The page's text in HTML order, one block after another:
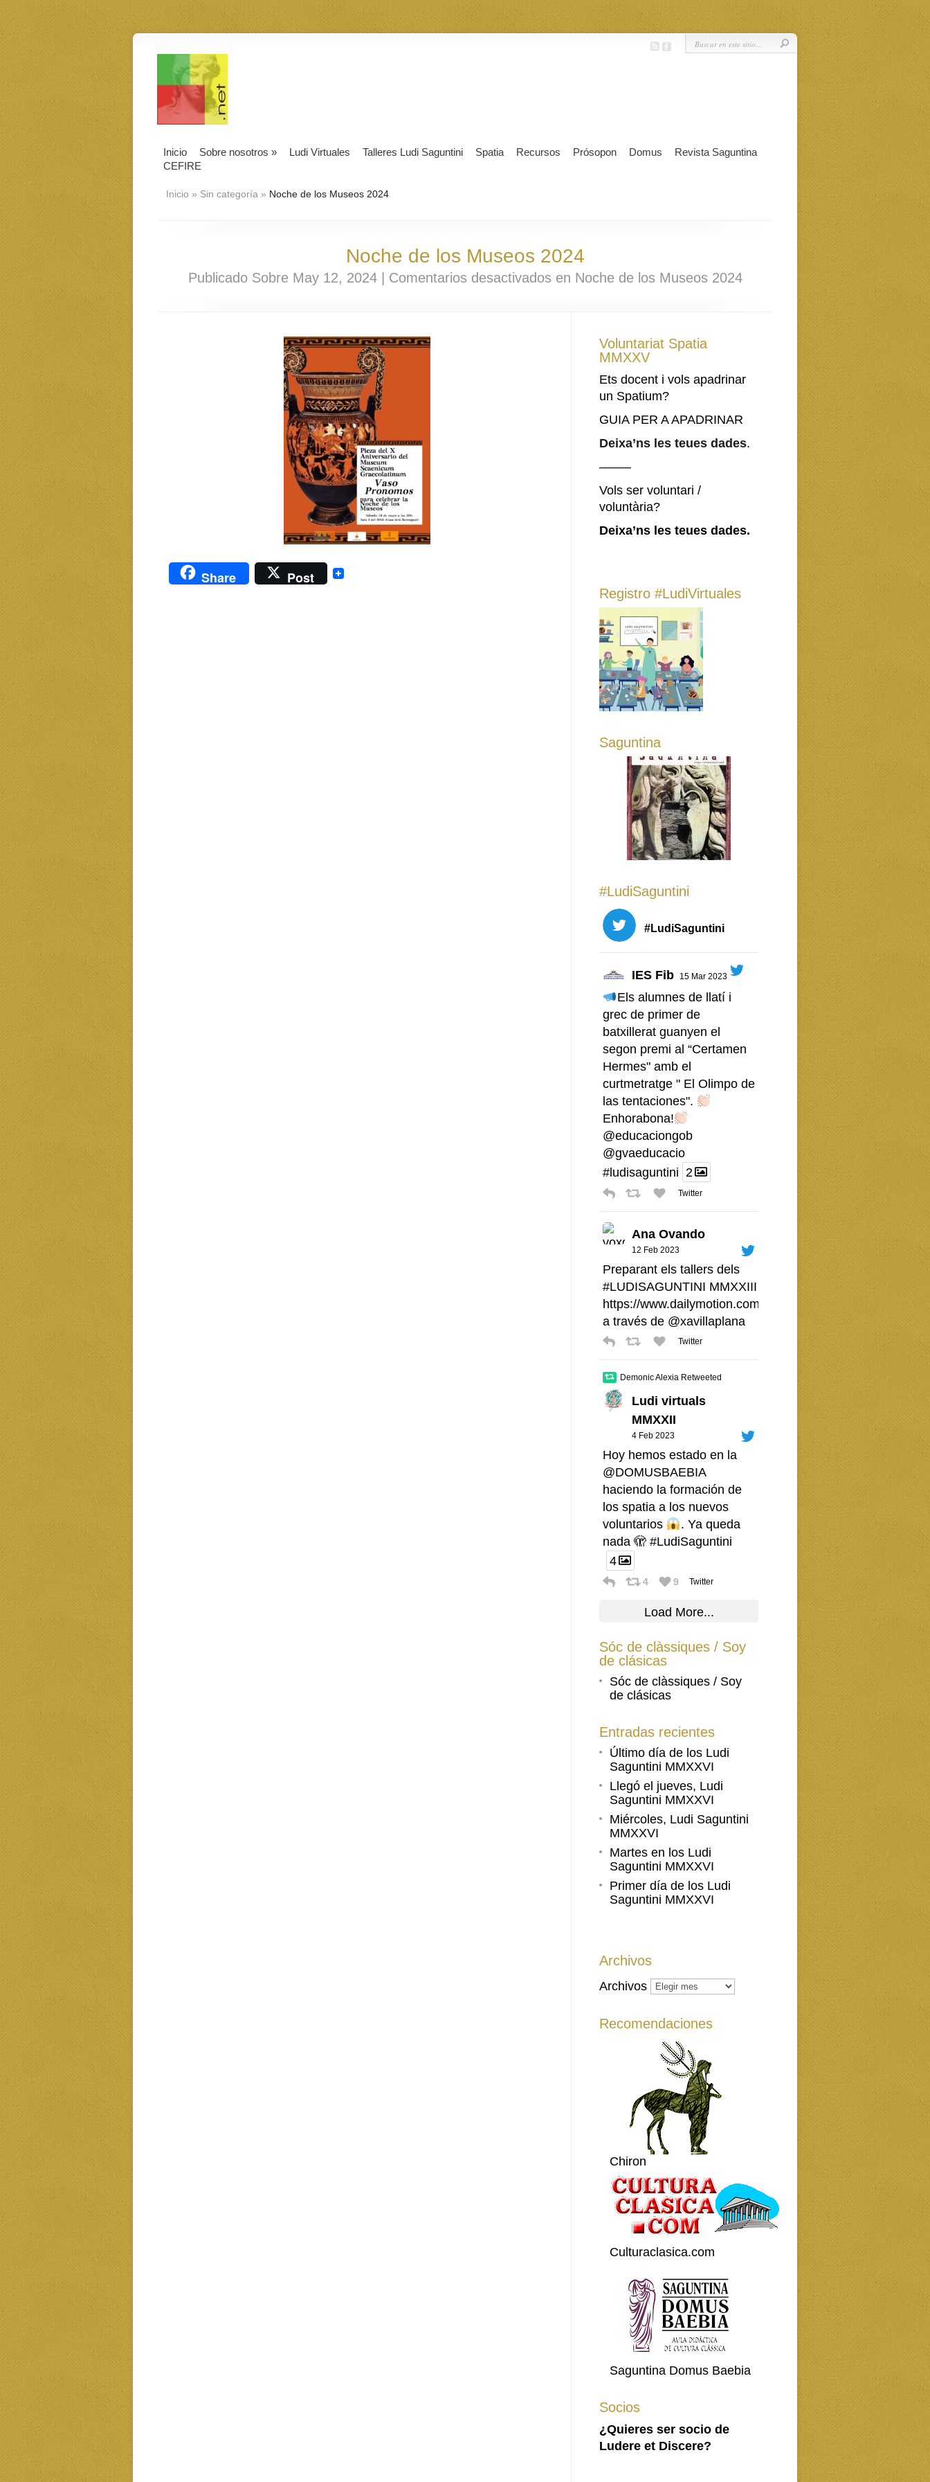
Inicio Sobre nosotros » Ludi Virtuales Talleres Ludi Saguntini Spatia Recursos Prósopon Domus
Revista Saguntina
CEFIRE
Inicio » Sin categoría » Noche de los Museos 2024
Noche de los Museos 2024
Publicado Sobre May 12, 2024 | Comentarios desactivados en Noche de los Museos 2024
Share Post
Voluntariat Spatia
MMXXV
Ets docent i vols apadrinar
un Spatium?
GUIA PER A APADRINAR
Deixa’ns les teues dades.
——–
Vols ser voluntari /
voluntària?
Deixa’ns les teues dades.
Registro #LudiVirtuales
Saguntina
#LudiSaguntini
#LudiSaguntini
IES Fib 15 Mar 2023
Els alumnes de llatí i
grec de primer de
batxillerat guanyen el
segon premi al “Certamen
Hermes" amb el
curtmetratge " El Olimpo de
las tentaciones".
Enhorabona!
@educaciongob
@gvaeducacio
#ludisaguntini 2
Twitter
Ana Ovando
12 Feb 2023
Preparant els tallers dels
#LUDISAGUNTINI MMXXIII -
https://www.dailymotion.com/video/x8i7tcn
a través de @xavillaplana
Twitter
Demonic Alexia Retweeted
Ludi virtuals
MMXXII
4 Feb 2023
Hoy hemos estado en la
@DOMUSBAEBIA
haciendo la formación de
los spatia a los nuevos
voluntarios
. Ya queda
nada 🫣 #LudiSaguntini
4
4 9 Twitter
Load More...
Sóc de clàssiques / Soy
de clásicas
Sóc de clàssiques / Soy
de clásicas
Entradas recientes
Último día de los Ludi
Saguntini MMXXVI
Llegó el jueves, Ludi
Saguntini MMXXVI
Miércoles, Ludi Saguntini
MMXXVI
Martes en los Ludi
Saguntini MMXXVI
Primer día de los Ludi
Saguntini MMXXVI
Archivos
Archivos
Recomendaciones
Chiron
Culturaclasica.com
Saguntina Domus Baebia
Socios
¿Quieres ser socio de
Ludere et Discere?